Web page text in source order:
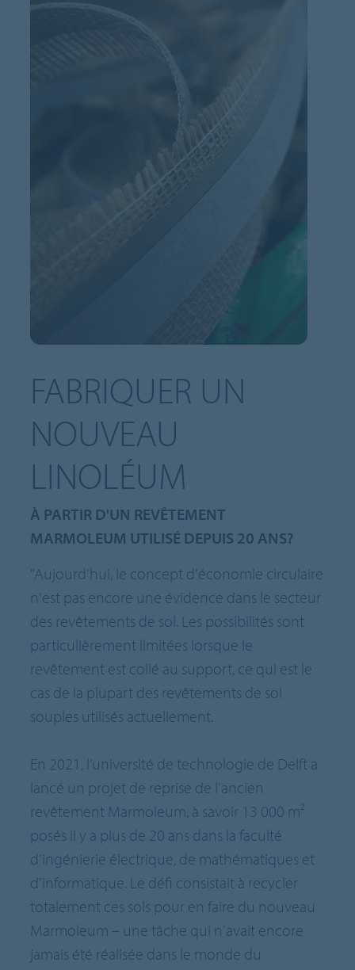
FABRIQUER UN
NOUVEAU
LINOLÉUM
À PARTIR D'UN REVÊTEMENT
MARMOLEUM UTILISÉ DEPUIS 20 ANS?
"Aujourd'hui, le concept d'économie circulaire
n'est pas encore une évidence dans le secteur
des revêtements de sol. Les possibilités sont
particulièrement limitées lorsque le
revêtement est collé au support, ce qui est le
cas de la plupart des revêtements de sol
souples utilisés actuellement.
En 2021, l’université de technologie de Delft a
lancé un projet de reprise de l'ancien
revêtement Marmoleum, à savoir 13 000 m²
posés il y a plus de 20 ans dans la faculté
d'ingénierie électrique, de mathématiques et
d'informatique. Le défi consistait à recycler
totalement ces sols pour en faire du nouveau
Marmoleum – une tâche qui n'avait encore
jamais été réalisée dans le monde du